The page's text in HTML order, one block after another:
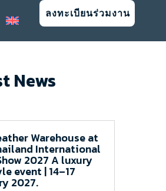
ลงทะเบียนร่วมงาน
News
Warehouse at
International
2027 A luxury
event | 14–17
2027.